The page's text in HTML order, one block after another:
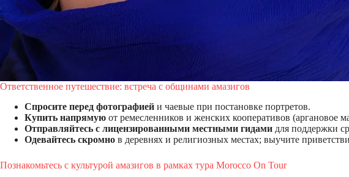
Ответственное путешествие: встреча с общинами амазигов
Спросите перед фотографией и чаевые при постановке портретов.
Купить напрямую от ремесленников и женских кооперативов (аргановое
Отправляйтесь с лицензированными местными гидами для поддержки
Одевайтесь скромно в деревнях и религиозных местах; выучите
Познакомьтесь с культурой амазигов в рамках тура Morocco On Tour